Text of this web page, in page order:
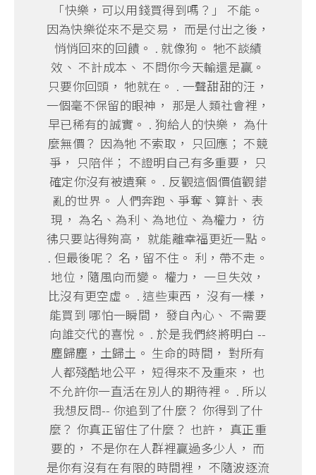
「快樂，可以用錢買得到嗎？」 不能。
因為快樂從來不是交易， 而是付出之後，
悄悄回來的回饋。 . 就像狗。 牠不談績
效、 不計成本、 不問你今天輸還是贏。
只要你回頭， 牠就在。 . 一聲甜甜的汪，
一個毫不保留的眼神， 那是人類社會裡，
早已稀有的誠實。 . 狗給人的快樂， 為什
麼無價？ 因為牠 不索取， 只回應； 不競
爭， 只陪伴； 不證明自己有多重要， 只
確定你沒有被遺棄。 . 反觀這個價值觀錯
亂的世界。 人們奔跑、爭奪、算計、表
現， 為名、為利、為地位、為權力， 彷
彿只要站得夠高， 就能離幸福更近一點。
. 但最後呢？ 名，留不住。 利，帶不走。
地位，隨風向而變。 權力， 一旦失效，
比沒有更空虛。 . 這些東西， 沒有一樣，
能買到 哪怕一瞬間， 發自內心、 不需要
向誰交代的喜悅。 . 於是我們終將明白 --
塵歸塵，土歸土。 生命的時間， 對所有
人都殘酷地公平， 短得來不及重來， 也
不允許你一直活在別人的期待裡。 . 所以
我想反問-- 你追到了什麼？ 你得到了什
麼？ 你真正留住了什麼？ 也許， 真正重
要的， 不是你在人群裡贏過多少人， 而
是你有沒有在有限的時間裡， 不隨波逐流